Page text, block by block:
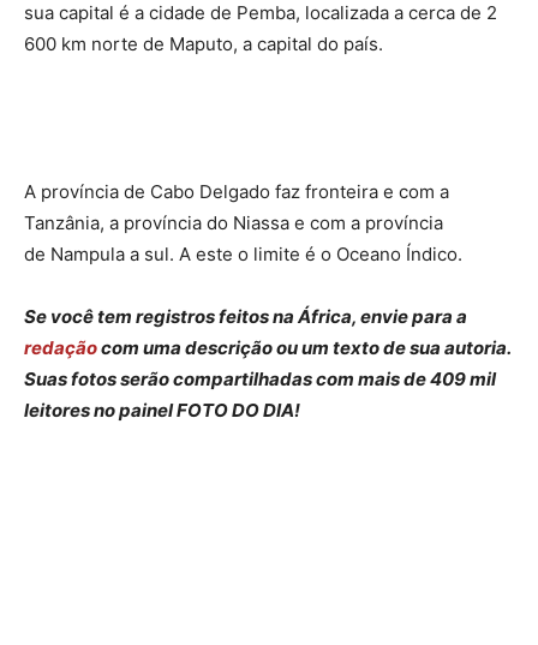
sua capital é a cidade de Pemba, localizada a cerca de 2
600 km norte de Maputo, a capital do país.
A província de Cabo Delgado faz fronteira e com a
Tanzânia, a província do Niassa e com a província
de Nampula a sul. A este o limite é o Oceano Índico.
Se você tem registros feitos na África, envie para a
redaçãocom uma descrição ou um texto de sua autoria.
Suas fotos serão compartilhadas com mais de 409 mil
leitores no painel FOTO DO DIA!